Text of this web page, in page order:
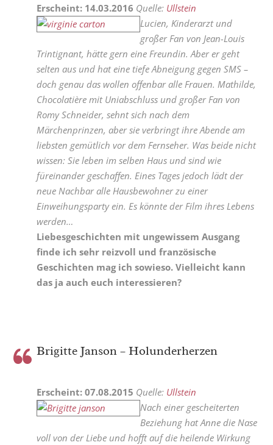
Erscheint: 14.03.2016 Quelle: Ullstein
Lucien, Kinderarzt und
großer Fan von Jean-Louis
Trintignant, hätte gern eine Freundin. Aber er geht
selten aus und hat eine tiefe Abneigung gegen SMS –
doch genau das wollen offenbar alle Frauen. Mathilde,
Chocolatière mit Uniabschluss und großer Fan von
Romy Schneider, sehnt sich nach dem
Märchenprinzen, aber sie verbringt ihre Abende am
liebsten gemütlich vor dem Fernseher. Was beide nicht
wissen: Sie leben im selben Haus und sind wie
füreinander geschaffen. Eines Tages jedoch lädt der
neue Nachbar alle Hausbewohner zu einer
Einweihungsparty ein. Es könnte der Film ihres Lebens
werden…
Liebesgeschichten mit ungewissem Ausgang
finde ich sehr reizvoll und französische
Geschichten mag ich sowieso. Vielleicht kann
das ja auch euch interessieren?
Brigitte Janson – Holunderherzen
Erscheint: 07.08.2015 Quelle: Ullstein
Nach einer gescheiterten
Beziehung hat Anne die Nase
voll von der Liebe und hofft auf die heilende Wirkung